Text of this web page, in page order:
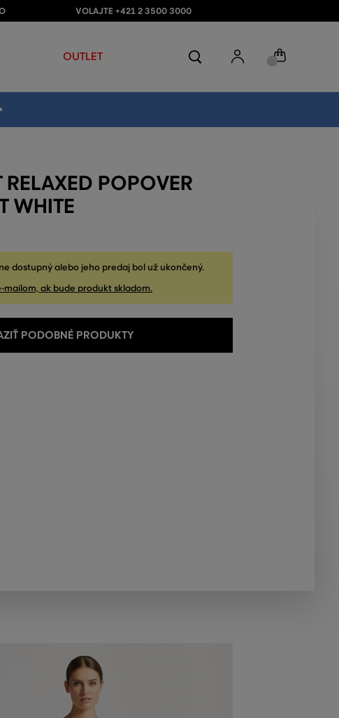
VOLAJTE +421 2 3500 3000
OUTLET
POPOVER
WHITE
dostupný alebo jeho predaj bol už ukončený.
ak bude produkt skladom.
PODOBNÉ PRODUKTY